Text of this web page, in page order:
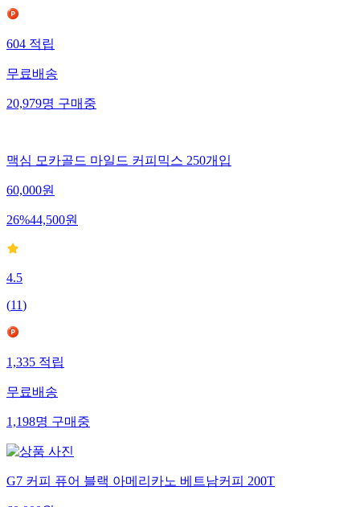
604적립
무료배송
20,979명구매중
맥심 모카골드 마일드 커피믹스 250개입
60,000원
26%44,500원
4.5
(11)
1,335적립
무료배송
1,198명구매중
G7 커피 퓨어 블랙 아메리카노 베트남커피 200T